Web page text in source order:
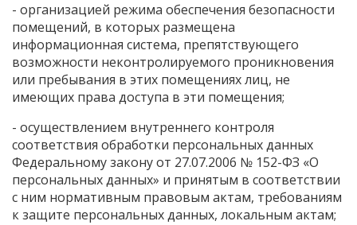
- организацией режима обеспечения безопасности
помещений, в которых размещена
информационная система, препятствующего
возможности неконтролируемого проникновения
или пребывания в этих помещениях лиц, не
имеющих права доступа в эти помещения;
- осуществлением внутреннего контроля
соответствия обработки персональных данных
Федеральному закону от 27.07.2006 № 152-ФЗ «О
персональных данных» и принятым в соответствии
с ним нормативным правовым актам, требованиям
к защите персональных данных, локальным актам;